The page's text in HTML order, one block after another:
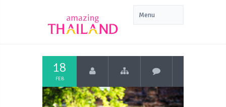
18
FEB